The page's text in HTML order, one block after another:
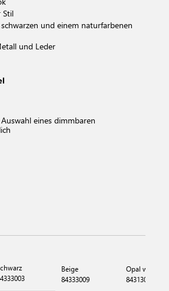
Stil
und einem naturfarbenen
und Leder
eines dimmbaren
Beige
84333009
Opal weiss
84313001